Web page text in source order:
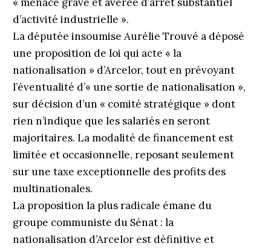
d’activité industrielle ».
La députée insoumise Aurélie Trouvé a déposé
une proposition de loi qui acte « la
nationalisation » d’Arcelor, tout en prévoyant
l’éventualité d’« une sortie de nationalisation »,
sur décision d’un « comité stratégique » dont
rien n’indique que les salariés en seront
majoritaires. La modalité de financement est
limitée et occasionnelle, reposant seulement
sur une taxe exceptionnelle des profits des
multinationales.
La proposition la plus radicale émane du
groupe communiste du Sénat : la
nationalisation d’Arcelor est définitive et